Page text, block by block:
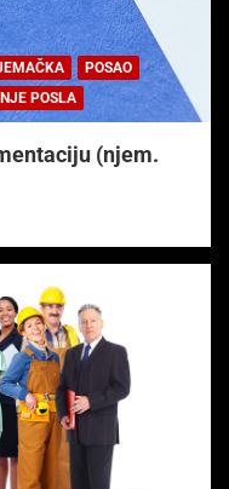
POSAO
POSLA
(njem.